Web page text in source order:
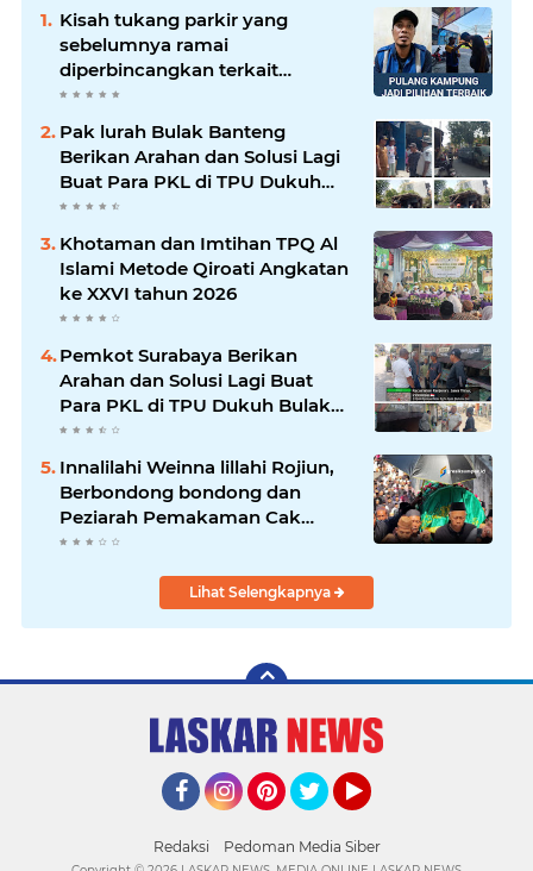
Kisah tukang parkir yang
sebelumnya ramai
diperbincangkan terkait
persoalan parkir gratis di
sebuah minimarket di Bekasi
kini memasuki babak baru.
Pak lurah Bulak Banteng
Berikan Arahan dan Solusi Lagi
Buat Para PKL di TPU Dukuh
Bulak Banteng Surabaya
Khotaman dan Imtihan TPQ Al
Islami Metode Qiroati Angkatan
ke XXVI tahun 2026
Pemkot Surabaya Berikan
Arahan dan Solusi Lagi Buat
Para PKL di TPU Dukuh Bulak
Banteng Surabaya
Innalilahi Weinna lillahi Rojiun,
Berbondong bondong dan
Peziarah Pemakaman Cak
Soleh.
Lihat Selengkapnya
Redaksi Pedoman Media Siber